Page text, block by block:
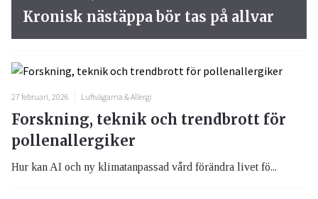
27 februari, 2026 Luftvägarna & Allergi
Forskning, teknik och trendbrott för
pollenallergiker
Hur kan AI och ny klimatanpassad vård förändra livet fö...
Kronisk nästäppa bör tas på allvar